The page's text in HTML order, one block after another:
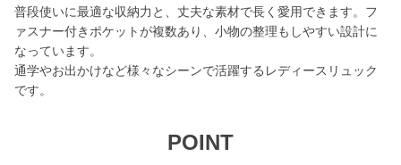
普段使いに最適な収納力と、丈夫な素材で長く愛用できます。フ
ァスナー付きポケットが複数あり、小物の整理もしやすい設計に
なっています。
通学やお出かけなど様々なシーンで活躍するレディースリュック
です。
POINT